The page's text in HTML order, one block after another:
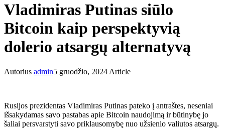
Vladimiras Putinas siūlo
Bitcoin kaip perspektyvią
dolerio atsargų alternatyvą
Autorius admin5 gruodžio, 2024 Article
Rusijos prezidentas Vladimiras Putinas pateko į antraštes, neseniai
išsakydamas savo pastabas apie Bitcoin naudojimą ir būtinybę jo
šaliai persvarstyti savo priklausomybę nuo užsienio valiutos atsargų.